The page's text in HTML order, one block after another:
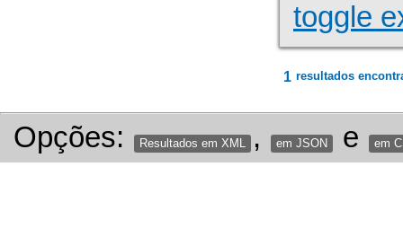
toggle
1 resultados
Opções: Resultados em XML , em JSON e em